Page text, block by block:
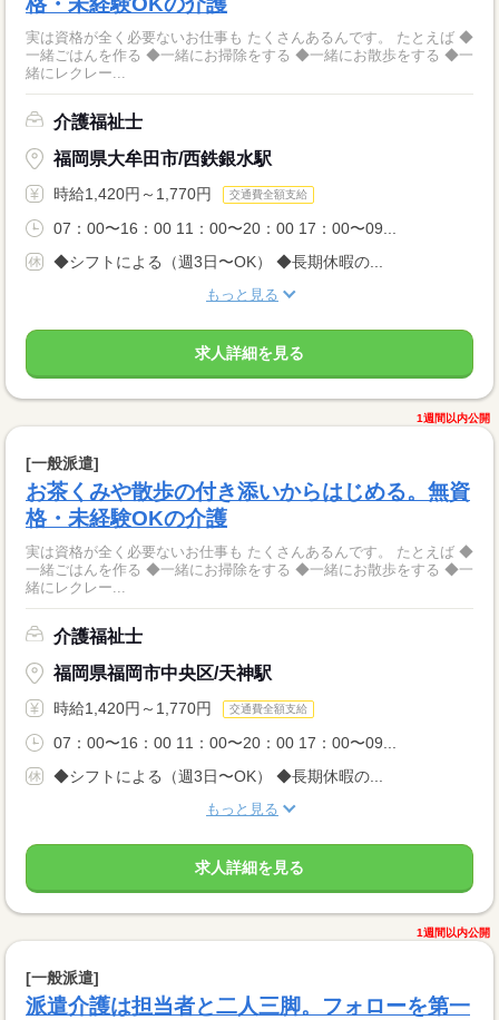
実は資格が全く必要ないお仕事も たくさんあるんです。 たとえば ◆
一緒ごはんを作る ◆一緒にお掃除をする ◆一緒にお散歩をする ◆一
緒にレクレー...
介護福祉士
福岡県大牟田市/西鉄銀水駅
時給1,420円～1,770円 交通費全額支給
07：00〜16：00 11：00〜20：00 17：00〜09...
◆シフトによる（週3日〜OK） ◆長期休暇の...
もっと見る
求人詳細を見る
1週間以内公開
[一般派遣]
お茶くみや散歩の付き添いからはじめる。無資
格・未経験OKの介護
実は資格が全く必要ないお仕事も たくさんあるんです。 たとえば ◆
一緒ごはんを作る ◆一緒にお掃除をする ◆一緒にお散歩をする ◆一
緒にレクレー...
介護福祉士
福岡県福岡市中央区/天神駅
時給1,420円～1,770円 交通費全額支給
07：00〜16：00 11：00〜20：00 17：00〜09...
◆シフトによる（週3日〜OK） ◆長期休暇の...
もっと見る
求人詳細を見る
1週間以内公開
[一般派遣]
派遣介護は担当者と二人三脚。フォローを第一